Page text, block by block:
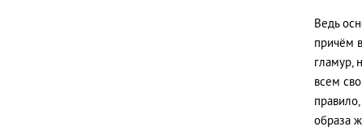
Ведь
причём
гламур,
всем
образа